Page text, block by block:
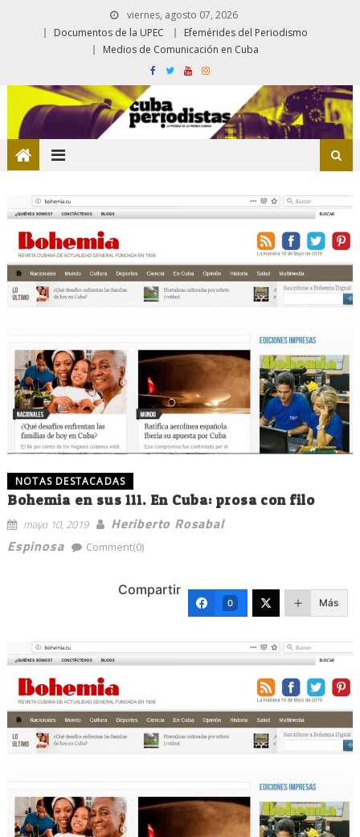
viernes, agosto 07, 2026
Documentos de la UPEC
Efemérides del Periodismo
Medios de Comunicación en Cuba
NOTAS DESTACADAS
Bohemia en sus 111. En Cuba: prosa con filo
mayo 10, 2019
Heriberto Rosabal
Espinosa
Comment(0)
Compartir
0 Más